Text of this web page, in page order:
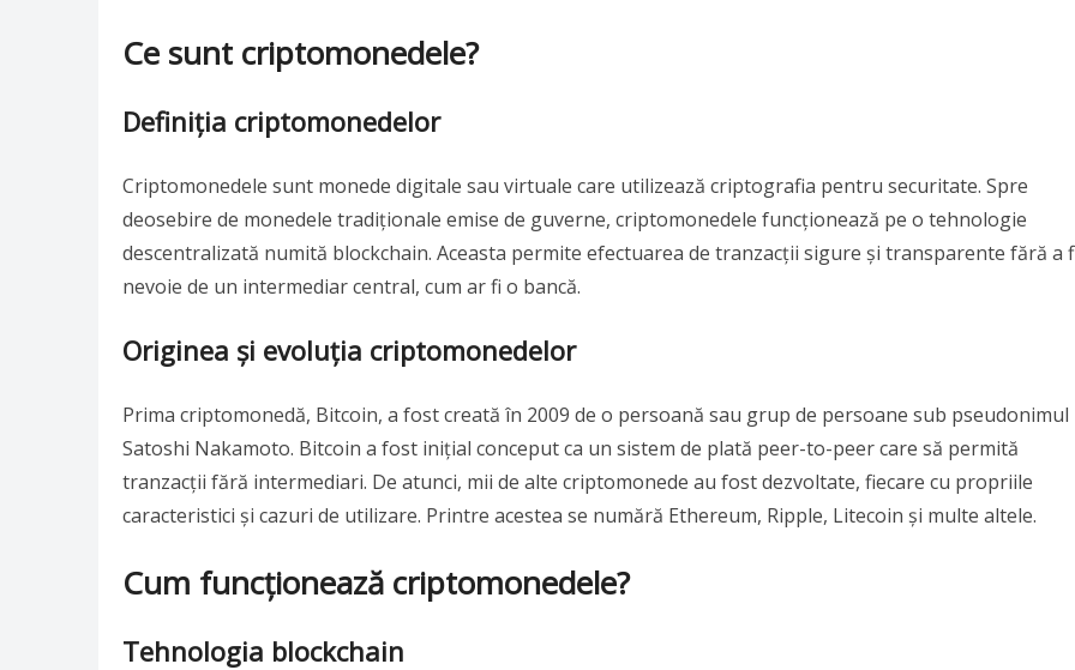
Ce sunt criptomonedele?
Definiția criptomonedelor
Criptomonedele sunt monede digitale sau virtuale care utilizează criptografia pentru securitate. Spre
deosebire de monedele tradiționale emise de guverne, criptomonedele funcționează pe o tehnologie
descentralizată numită blockchain. Aceasta permite efectuarea de tranzacții sigure și transparente fără a
nevoie de un intermediar central, cum ar fi o bancă.
Originea și evoluția criptomonedelor
Prima criptomonedă, Bitcoin, a fost creată în 2009 de o persoană sau grup de persoane sub pseudonimul
Satoshi Nakamoto. Bitcoin a fost inițial conceput ca un sistem de plată peer-to-peer care să permită
tranzacții fără intermediari. De atunci, mii de alte criptomonede au fost dezvoltate, fiecare cu propriile
caracteristici și cazuri de utilizare. Printre acestea se numără Ethereum, Ripple, Litecoin și multe altele.
Cum funcționează criptomonedele?
Tehnologia blockchain